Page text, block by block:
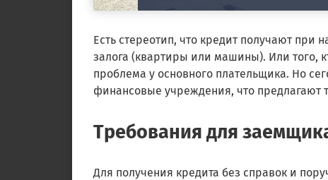
Есть стереотип, что кредит получают при
залога (квартиры или машины). Или того,
проблема у основного плательщика. Но
финансовые учреждения, что предлагают
Требования для
Для получения кредита без справок и